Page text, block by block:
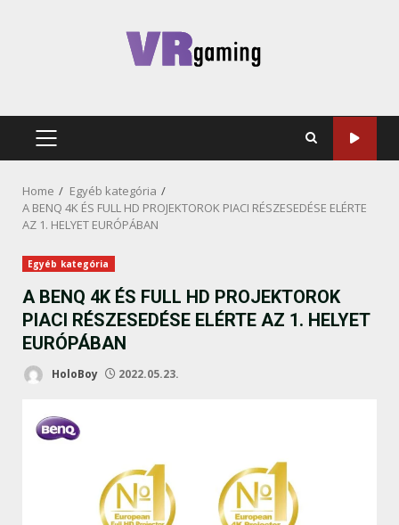
PRIMARY
Home
Egyéb kategória
A BENQ 4K ÉS FULL HD PROJEKTOROK PIACI RÉSZESEDÉSE ELÉRTE
AZ 1. HELYET EURÓPÁBAN
Egyéb kategória
A BENQ 4K ÉS FULL HD PROJEKTOROK
PIACI RÉSZESEDÉSE ELÉRTE AZ 1. HELYET
EURÓPÁBAN
HoloBoy 2022.05.23.